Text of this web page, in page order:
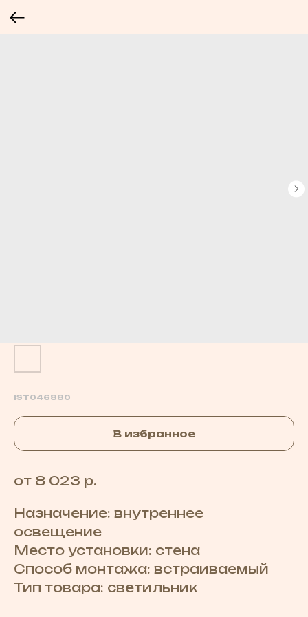
IST046880
В избранное
от 8 023 р.
Назначение: внутреннее
освещение
Место установки: стена
Способ монтажа: встраиваемый
Тип товара: светильник